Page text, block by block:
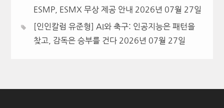
ESMP, ESMX 무상 제공 안내 2026년 07월 27일
[인인칼럼 유준형] AI와 축구: 인공지능은 패턴을
찾고, 감독은 승부를 건다 2026년 07월 27일